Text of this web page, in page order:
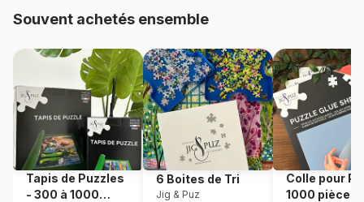
Référence Sunsout-55968
EAN 0796780559684
Nombre de pièces 500 pièces
Dimensions 50 x 50 cm
Souvent achetés ensemble
Tapis de Puzzles
- 300 à 1000
6 Boites de Tri
Jig & Puz
Colle pour
1000 pièces